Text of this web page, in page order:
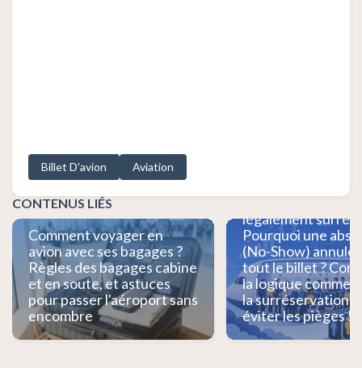
Billet D'avion Aviation
CONTENUS LIÉS
Comment voyager en
avion avec ses bagages ?
Règles des bagages cabine
et en soute, et astuces
pour passer l'aéroport sans
encombre
Pourquoi les
légalement
Pourquoi une
(No-Show)
tout le billet ?
la logique
la surréservation
éviter les pièges !